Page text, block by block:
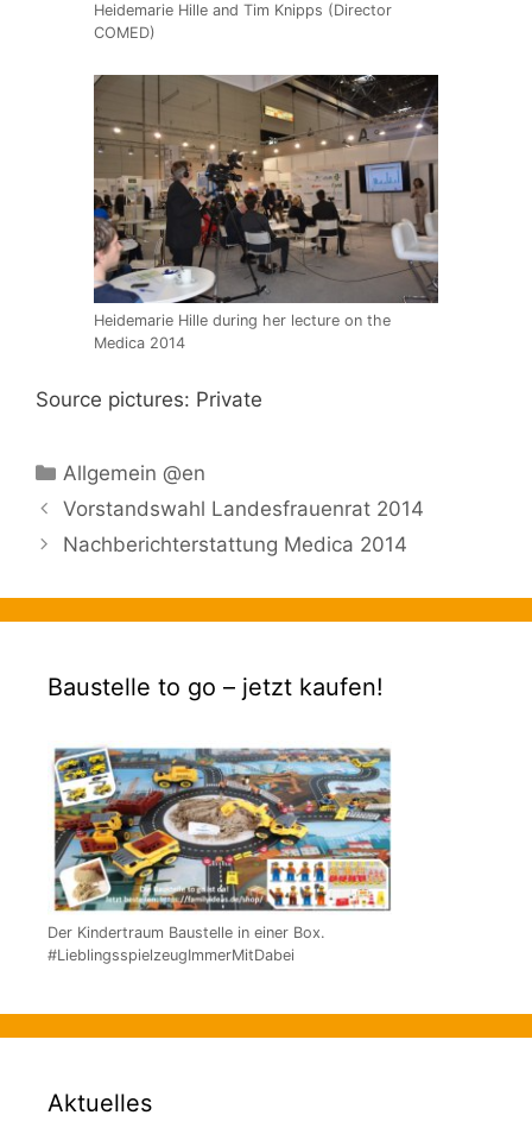
Heidemarie Hille and Tim Knipps (Director
COMED)
Heidemarie Hille during her lecture on the
Medica 2014
Source pictures: Private
Kategorien
Allgemein @en
Vorstandswahl Landesfrauenrat 2014
Nachberichterstattung Medica 2014
Baustelle to go – jetzt kaufen!
Der Kindertraum Baustelle in einer Box.
#LieblingsspielzeugImmerMitDabei
Aktuelles